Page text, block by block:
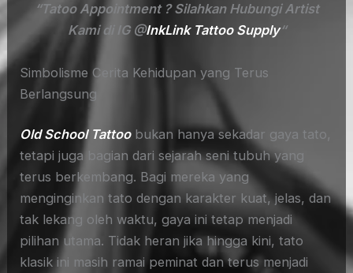
“Tatoo Appointment ? Silahkan Hubungi Artist
Kami di IG @InkLink Tattoo Supply“
Simbolisme Cerita Kehidupan yang Terus
Berlangsung
Old School Tattoobukan hanya sekadar gaya tato,
tetapi juga bagian dari sejarah seni tubuh yang
terus berkembang. Bagi mereka yang
menginginkan tato dengan karakter kuat, jelas, dan
tak lekang oleh waktu, gaya ini tetap menjadi
pilihan utama. Tidak heran jika hingga kini, tato
klasik ini masih ramai peminat dan terus menjadi